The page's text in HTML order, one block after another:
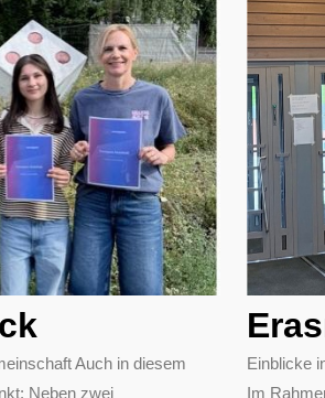
Auch in diesem
Neben zwei
Einblicke
Im